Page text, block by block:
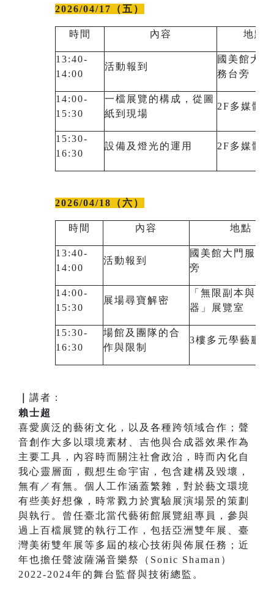
2026/04/17（五）
時間 內容 地點
13:40-
14:00
活動報到
國美館大
務台旁
14:00-
15:30
一檔展覽的構成，從圖
紙到現場
2F多媒體
15:30-
16:30
設備及燈光的運用 2F多媒體
2026/04/18（六）
時間 內容 地點
13:40-
14:00
活動報到
國美館大門服務
旁
14:00-
15:30
展場尋寶解密
「無限副本與瞄
器」展覽室
15:30-
16:30
場館及團隊的合
作與限制
3樓多元學藝廳
講者：
賴士超
喜愛廣泛的藝術文化，以及各種跨領域合作；聲
音創作大多以環境素材、吉他與合成器效果作為
主要工具，內容時而關注社會政治，時而內化自
我心靈層面，觀想生命宇宙，包含建構及毀壞，
無有／有無。個人工作涵蓋繁雜，對於藝文環境
有些美好想像，時常戮力於實驗展演場景的策劃
與執行。曾任臺北當代藝術館展覽組專員，參與
過上百檔展覽的執行工作，包括亞洲雙年展、臺
灣美術雙年展等多屆的核心技術與佈展任務；近
年也擔任聲波薩滿音樂祭（Sonic Shaman）
2022-2024年的舞台監督與技術總監。